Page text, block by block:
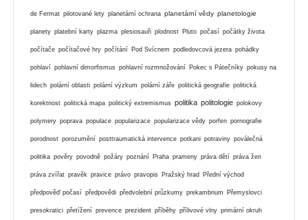
de Fermat pilotované lety planetární ochrana planetární vědy planetologie
planety platební karty plazma plesiosauři plodnost Pluto počasí počátky života
počítače počítačové hry počítání Pod Svícnem podledovcová jezera pohádky
pohlaví pohlavní dimorfismus pohlavní rozmnožování Pokec s Pátečníky pokusy na
lidech polární oblasti polární výzkum polární záře politická geografie politická
korektnost politická mapa politický extremismus politika politologie polokovy
polymery poprava populace popularizace popularizace vědy porfen pornografie
porodnost porozumění posttraumatická intervence potkani potraviny poválečná
politika pověry povodně požáry poznání Praha prameny práva dětí práva žen
práva zvířat pravěk pravice právo pravopis Pražský hrad Přední východ
předpověď počasí předpovědi předvolební průzkumy prekambrium Přemyslovci
presokratici přetížení prevence prezident příběhy přílivové vlny primární okruh